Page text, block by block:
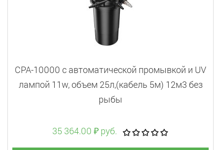
CPA-10000 c автоматической промывкой и UV
лампой 11w, объем 25л,(кабель 5м) 12м3 без
рыбы
35 364.00 ₽ руб.